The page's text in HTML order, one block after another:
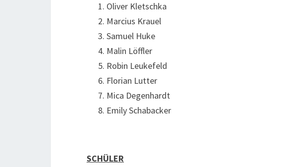
Oliver Kletschka
Marcius Krauel
Samuel Huke
Malin Löffler
Robin Leukefeld
Florian Lutter
Mica Degenhardt
Emily Schabacker
SCHÜLER